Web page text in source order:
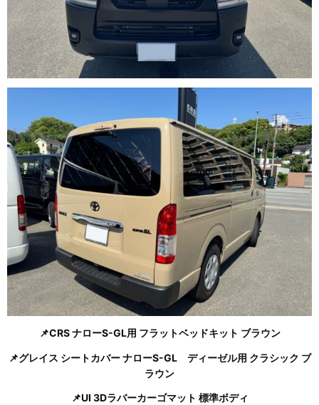
📌CRS ナローS-GL用 フラットベッドキット ブラウン
📌グレイス シートカバー ナローS-GL ディーゼル用 クラシック ブ
ラウン
📌UI 3Dラバーカーゴマット 標準ボディ